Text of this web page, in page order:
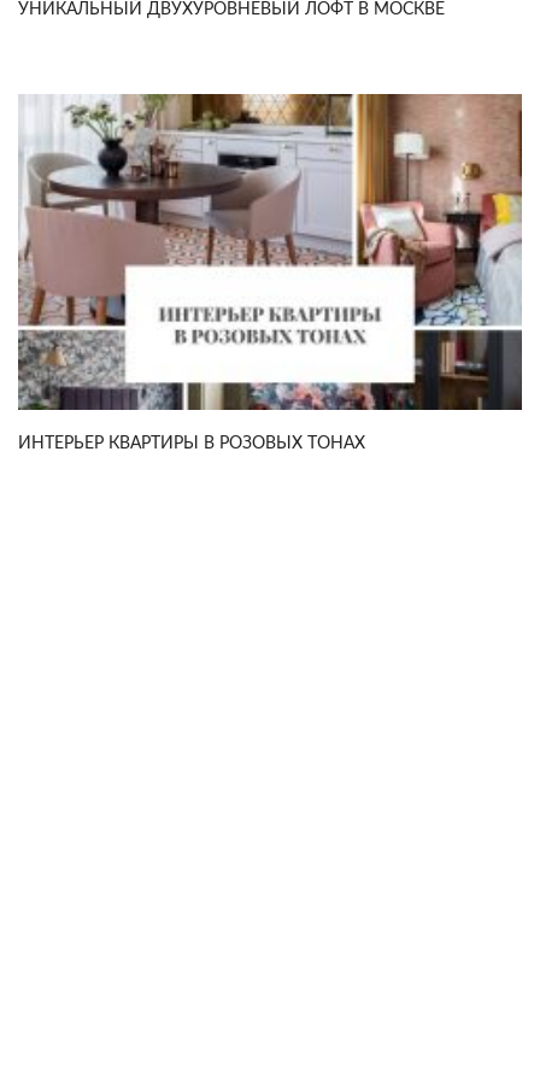
УНИКАЛЬНЫЙ ДВУХУРОВНЕВЫЙ ЛОФТ В МОСКВЕ
ИНТЕРЬЕР КВАРТИРЫ В РОЗОВЫХ ТОНАХ